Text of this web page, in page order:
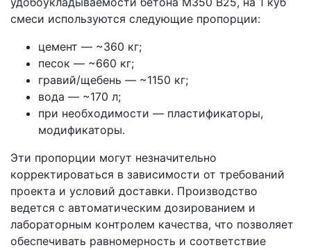
смеси используются следующие пропорции:
цемент — ~360 кг;
песок — ~660 кг;
гравий/щебень — ~1150 кг;
вода — ~170 л;
при необходимости — пластификаторы,
модификаторы.
Эти пропорции могут незначительно
корректироваться в зависимости от требований
проекта и условий доставки. Производство
ведется с автоматическим дозированием и
лабораторным контролем качества, что позволяет
обеспечивать равномерность и соответствие